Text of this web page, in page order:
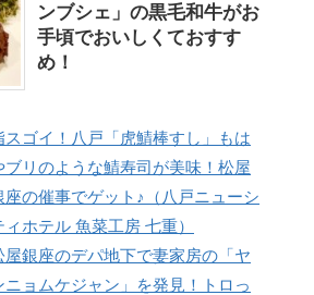
ンブシェ」の黒毛和牛がお
手頃でおいしくておすす
め！
スゴイ！八戸「虎鯖棒すし」もは
ブリのような鯖寿司が美味！松屋
座の催事でゲット♪（八戸ニューシ
ィホテル 魚菜工房 七重）
屋銀座のデパ地下で妻家房の「ヤ
ニョムケジャン」を発見！トロっ